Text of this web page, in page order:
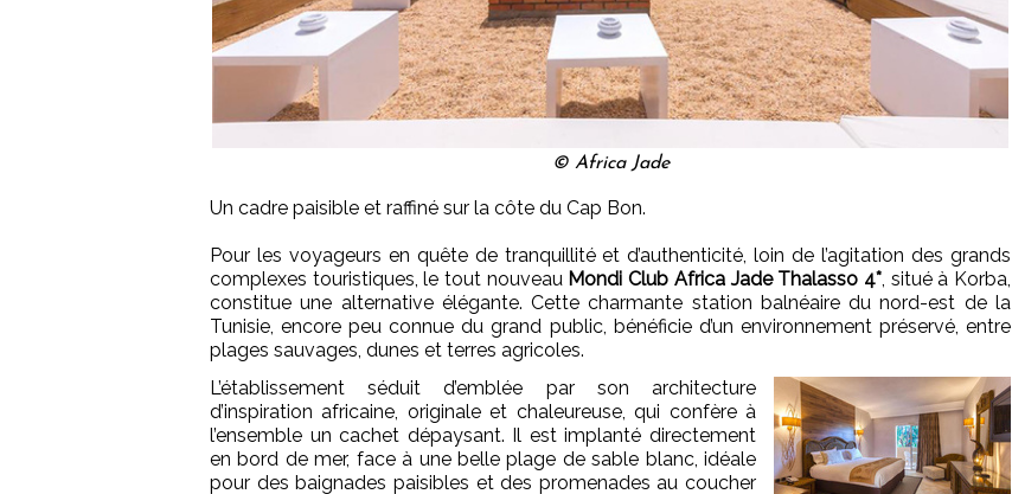
© Africa Jade
Un cadre paisible et raffiné sur la côte du Cap Bon.
Pour les voyageurs en quête de tranquillité et d’authenticité, loin de l’agitation des grands
complexes touristiques, le tout nouveau Mondi Club Africa Jade Thalasso 4*, situé à Korba,
constitue une alternative élégante. Cette charmante station balnéaire du nord-est de la
Tunisie, encore peu connue du grand public, bénéficie d’un environnement préservé, entre
plages sauvages, dunes et terres agricoles.
L’établissement séduit d’emblée par son architecture
d’inspiration africaine, originale et chaleureuse, qui confère à
l’ensemble un cachet dépaysant. Il est implanté directement
en bord de mer, face à une belle plage de sable blanc, idéale
pour des baignades paisibles et des promenades au coucher